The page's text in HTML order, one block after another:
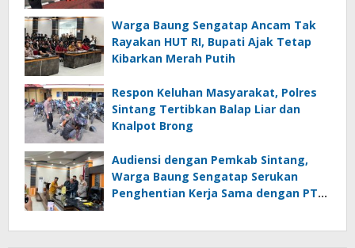
Warga Baung Sengatap Ancam Tak
Rayakan HUT RI, Bupati Ajak Tetap
Kibarkan Merah Putih
Respon Keluhan Masyarakat, Polres
Sintang Tertibkan Balap Liar dan
Knalpot Brong
Audiensi dengan Pemkab Sintang,
Warga Baung Sengatap Serukan
Penghentian Kerja Sama dengan PT